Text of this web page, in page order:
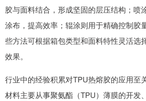
胶与面料结合，形成坚固的层压结构；喷
涂布，提高效率；辊涂则用于精确控制胶
些方法可根据箱包类型和面料特性灵活选
效果。
行业中的经验积累对TPU热熔胶的应用至
材料主要从事聚氨酯（TPU）薄膜的开发